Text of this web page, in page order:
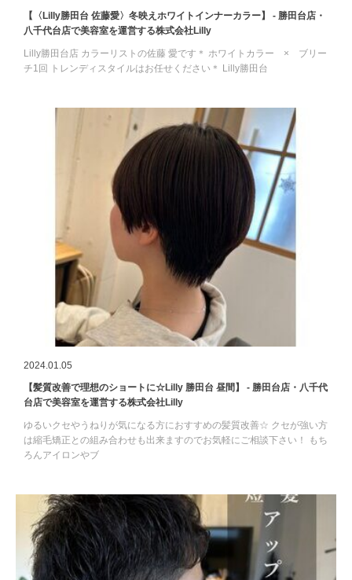
【〈Lilly勝田台 佐藤愛〉冬映えホワイトインナーカラー】 - 勝田台店・
八千代台店で美容室を運営する株式会社Lilly
Lilly勝田台店 カラーリストの佐藤 愛です＊ ホワイトカラー × ブリー
チ1回 トレンディスタイルはお任せください＊ Lilly勝田台
2024.01.05
【髪質改善で理想のショートに☆Lilly 勝田台 昼間】 - 勝田台店・八千代
台店で美容室を運営する株式会社Lilly
ゆるいクセやうねりが気になる方におすすめの髪質改善☆ クセが強い方
は縮毛矯正との組み合わせも出来ますのでお気軽にご相談下さい！ もち
ろんアイロンやブ